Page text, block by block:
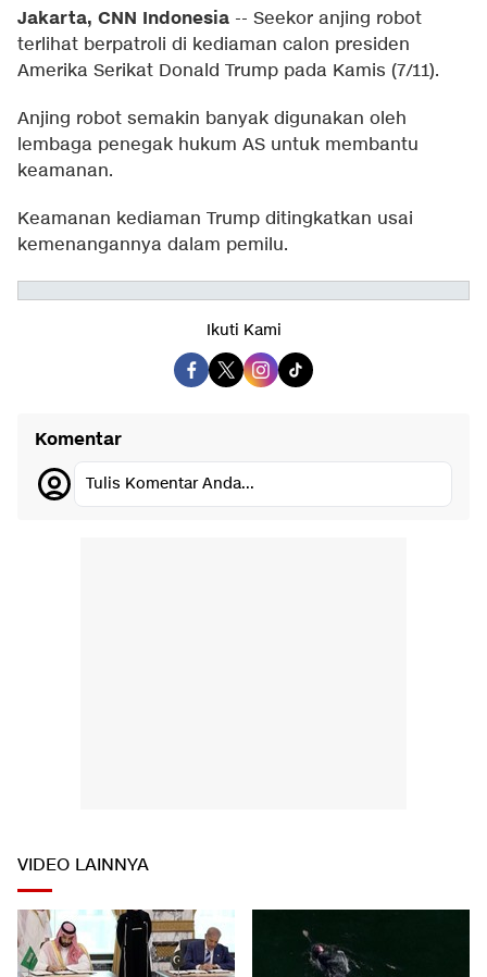
Jakarta, CNN Indonesia -- Seekor anjing robot
terlihat berpatroli di kediaman calon presiden
Amerika Serikat Donald Trump pada Kamis (7/11).
Anjing robot semakin banyak digunakan oleh
lembaga penegak hukum AS untuk membantu
keamanan.
Keamanan kediaman Trump ditingkatkan usai
kemenangannya dalam pemilu.
Ikuti Kami
Komentar
Tulis Komentar Anda...
VIDEO LAINNYA